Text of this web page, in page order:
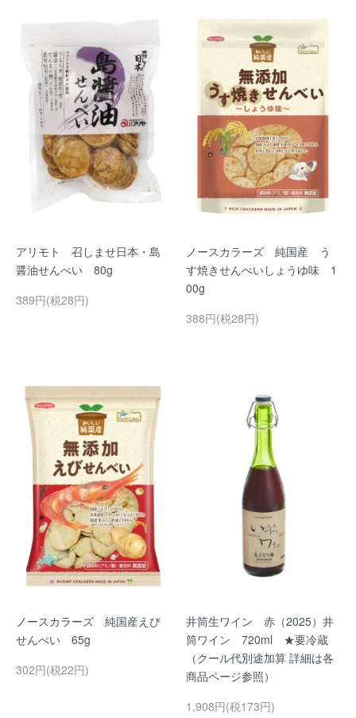
アリモト 召しませ日本・島
醤油せんべい 80g
389円(税28円)
ノースカラーズ 純国産 う
す焼きせんべいしょうゆ味 1
00g
388円(税28円)
ノースカラーズ 純国産えび
せんべい 65g
302円(税22円)
井筒生ワイン 赤（2025）井
筒ワイン 720ml ★要冷蔵
（クール代別途加算 詳細は各
商品ページ参照）
1,908円(税173円)